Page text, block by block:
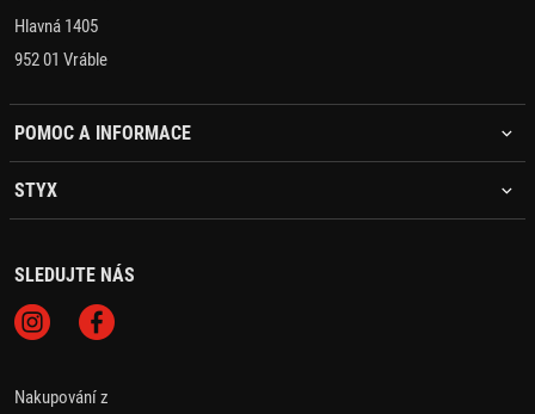
Hlavná 1405
952 01 Vráble
POMOC A INFORMACE
STYX
SLEDUJTE NÁS
Nakupování z